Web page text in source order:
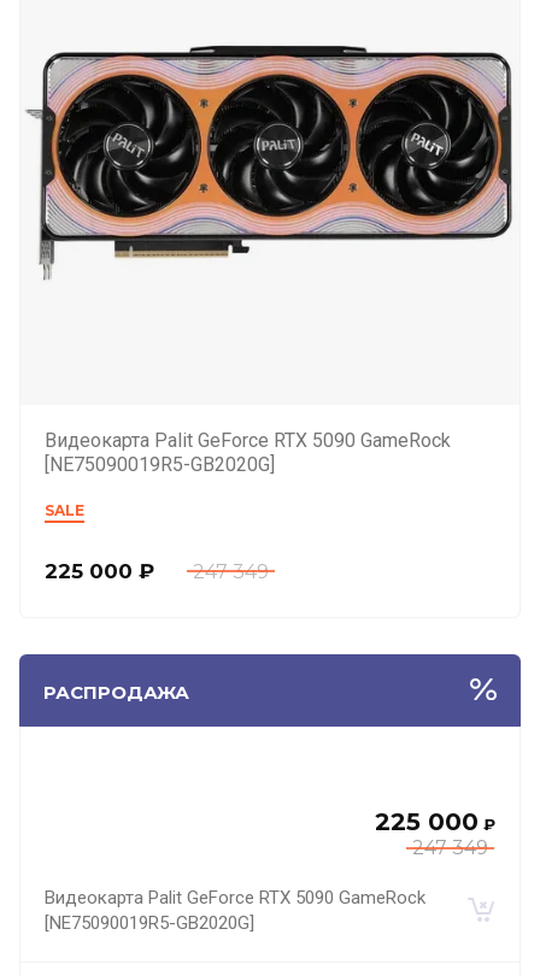
Видеокарта Palit GeForce RTX 5090 GameRock
[NE75090019R5-GB2020G]
SALE
247 349
225 000 ₽
РАСПРОДАЖА
247 349
225 000 ₽
Видеокарта Palit GeForce RTX 5090 GameRock
[NE75090019R5-GB2020G]